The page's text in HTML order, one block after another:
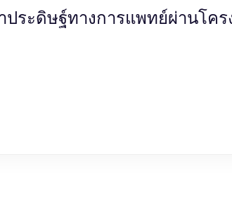
ระดิษฐ์ทางการแพทย์ผ่านโคร